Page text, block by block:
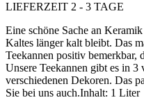
LIEFERZEIT 2 - 3 TAGE
Eine schöne Sache an
Kaltes länger kalt bleibt. Das
Teekannen positiv bemerkbar,
Unsere Teekannen gibt es in 3
verschiedenen Dekoren. Das
Sie bei uns auch.Inhalt: 1 Liter